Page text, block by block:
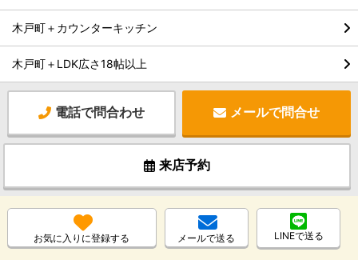
木戸町＋カウンターキッチン
木戸町＋LDK広さ18帖以上
電話で問合わせ メールで問合せ
来店予約
お気に入りに登録する メールで送る LINEで送る